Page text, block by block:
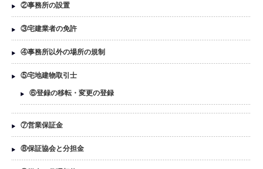
②事務所の設置
③宅建業者の免許
④事務所以外の場所の規制
⑤宅地建物取引士
⑥登録の移転・変更の登録
⑦営業保証金
⑧保証協会と分担金